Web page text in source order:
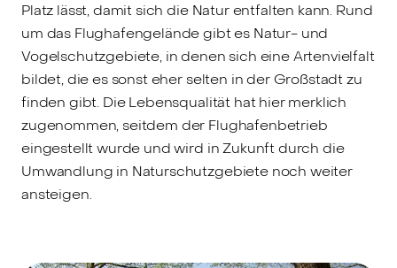
Platz lässt, damit sich die Natur entfalten kann. Rund
um das Flughafengelände gibt es Natur- und
Vogelschutzgebiete, in denen sich eine Artenvielfalt
bildet, die es sonst eher selten in der Großstadt zu
finden gibt. Die Lebensqualität hat hier merklich
zugenommen, seitdem der Flughafenbetrieb
eingestellt wurde und wird in Zukunft durch die
Umwandlung in Naturschutzgebiete noch weiter
ansteigen.